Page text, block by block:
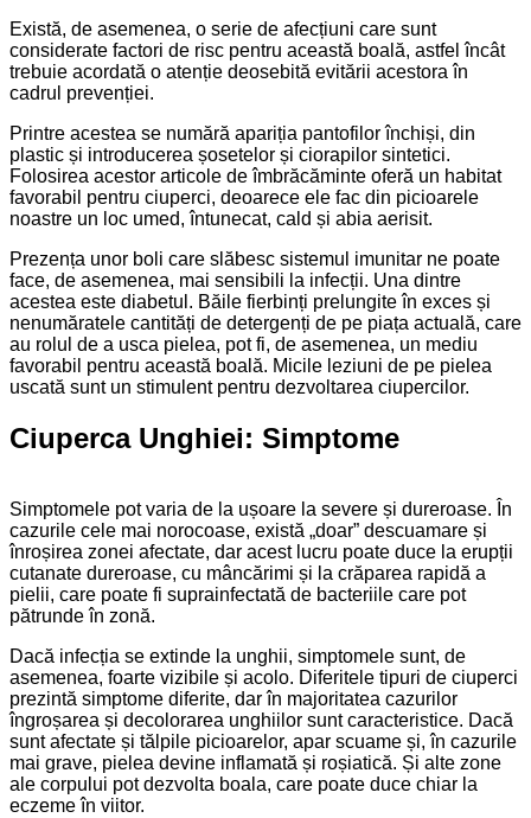
Există, de asemenea, o serie de afecțiuni care sunt
considerate factori de risc pentru această boală, astfel încât
trebuie acordată o atenție deosebită evitării acestora în
cadrul prevenției.
Printre acestea se numără apariția pantofilor închiși, din
plastic și introducerea șosetelor și ciorapilor sintetici.
Folosirea acestor articole de îmbrăcăminte oferă un habitat
favorabil pentru ciuperci, deoarece ele fac din picioarele
noastre un loc umed, întunecat, cald și abia aerisit.
Prezența unor boli care slăbesc sistemul imunitar ne poate
face, de asemenea, mai sensibili la infecții. Una dintre
acestea este diabetul. Băile fierbinți prelungite în exces și
nenumăratele cantități de detergenți de pe piața actuală, care
au rolul de a usca pielea, pot fi, de asemenea, un mediu
favorabil pentru această boală. Micile leziuni de pe pielea
uscată sunt un stimulent pentru dezvoltarea ciupercilor.
Ciuperca Unghiei: Simptome
Simptomele pot varia de la ușoare la severe și dureroase. În
cazurile cele mai norocoase, există „doar” descuamare și
înroșirea zonei afectate, dar acest lucru poate duce la erupții
cutanate dureroase, cu mâncărimi și la crăparea rapidă a
pielii, care poate fi suprainfectată de bacteriile care pot
pătrunde în zonă.
Dacă infecția se extinde la unghii, simptomele sunt, de
asemenea, foarte vizibile și acolo. Diferitele tipuri de ciuperci
prezintă simptome diferite, dar în majoritatea cazurilor
îngroșarea și decolorarea unghiilor sunt caracteristice. Dacă
sunt afectate și tălpile picioarelor, apar scuame și, în cazurile
mai grave, pielea devine inflamată și roșiatică. Și alte zone
ale corpului pot dezvolta boala, care poate duce chiar la
eczeme în viitor.